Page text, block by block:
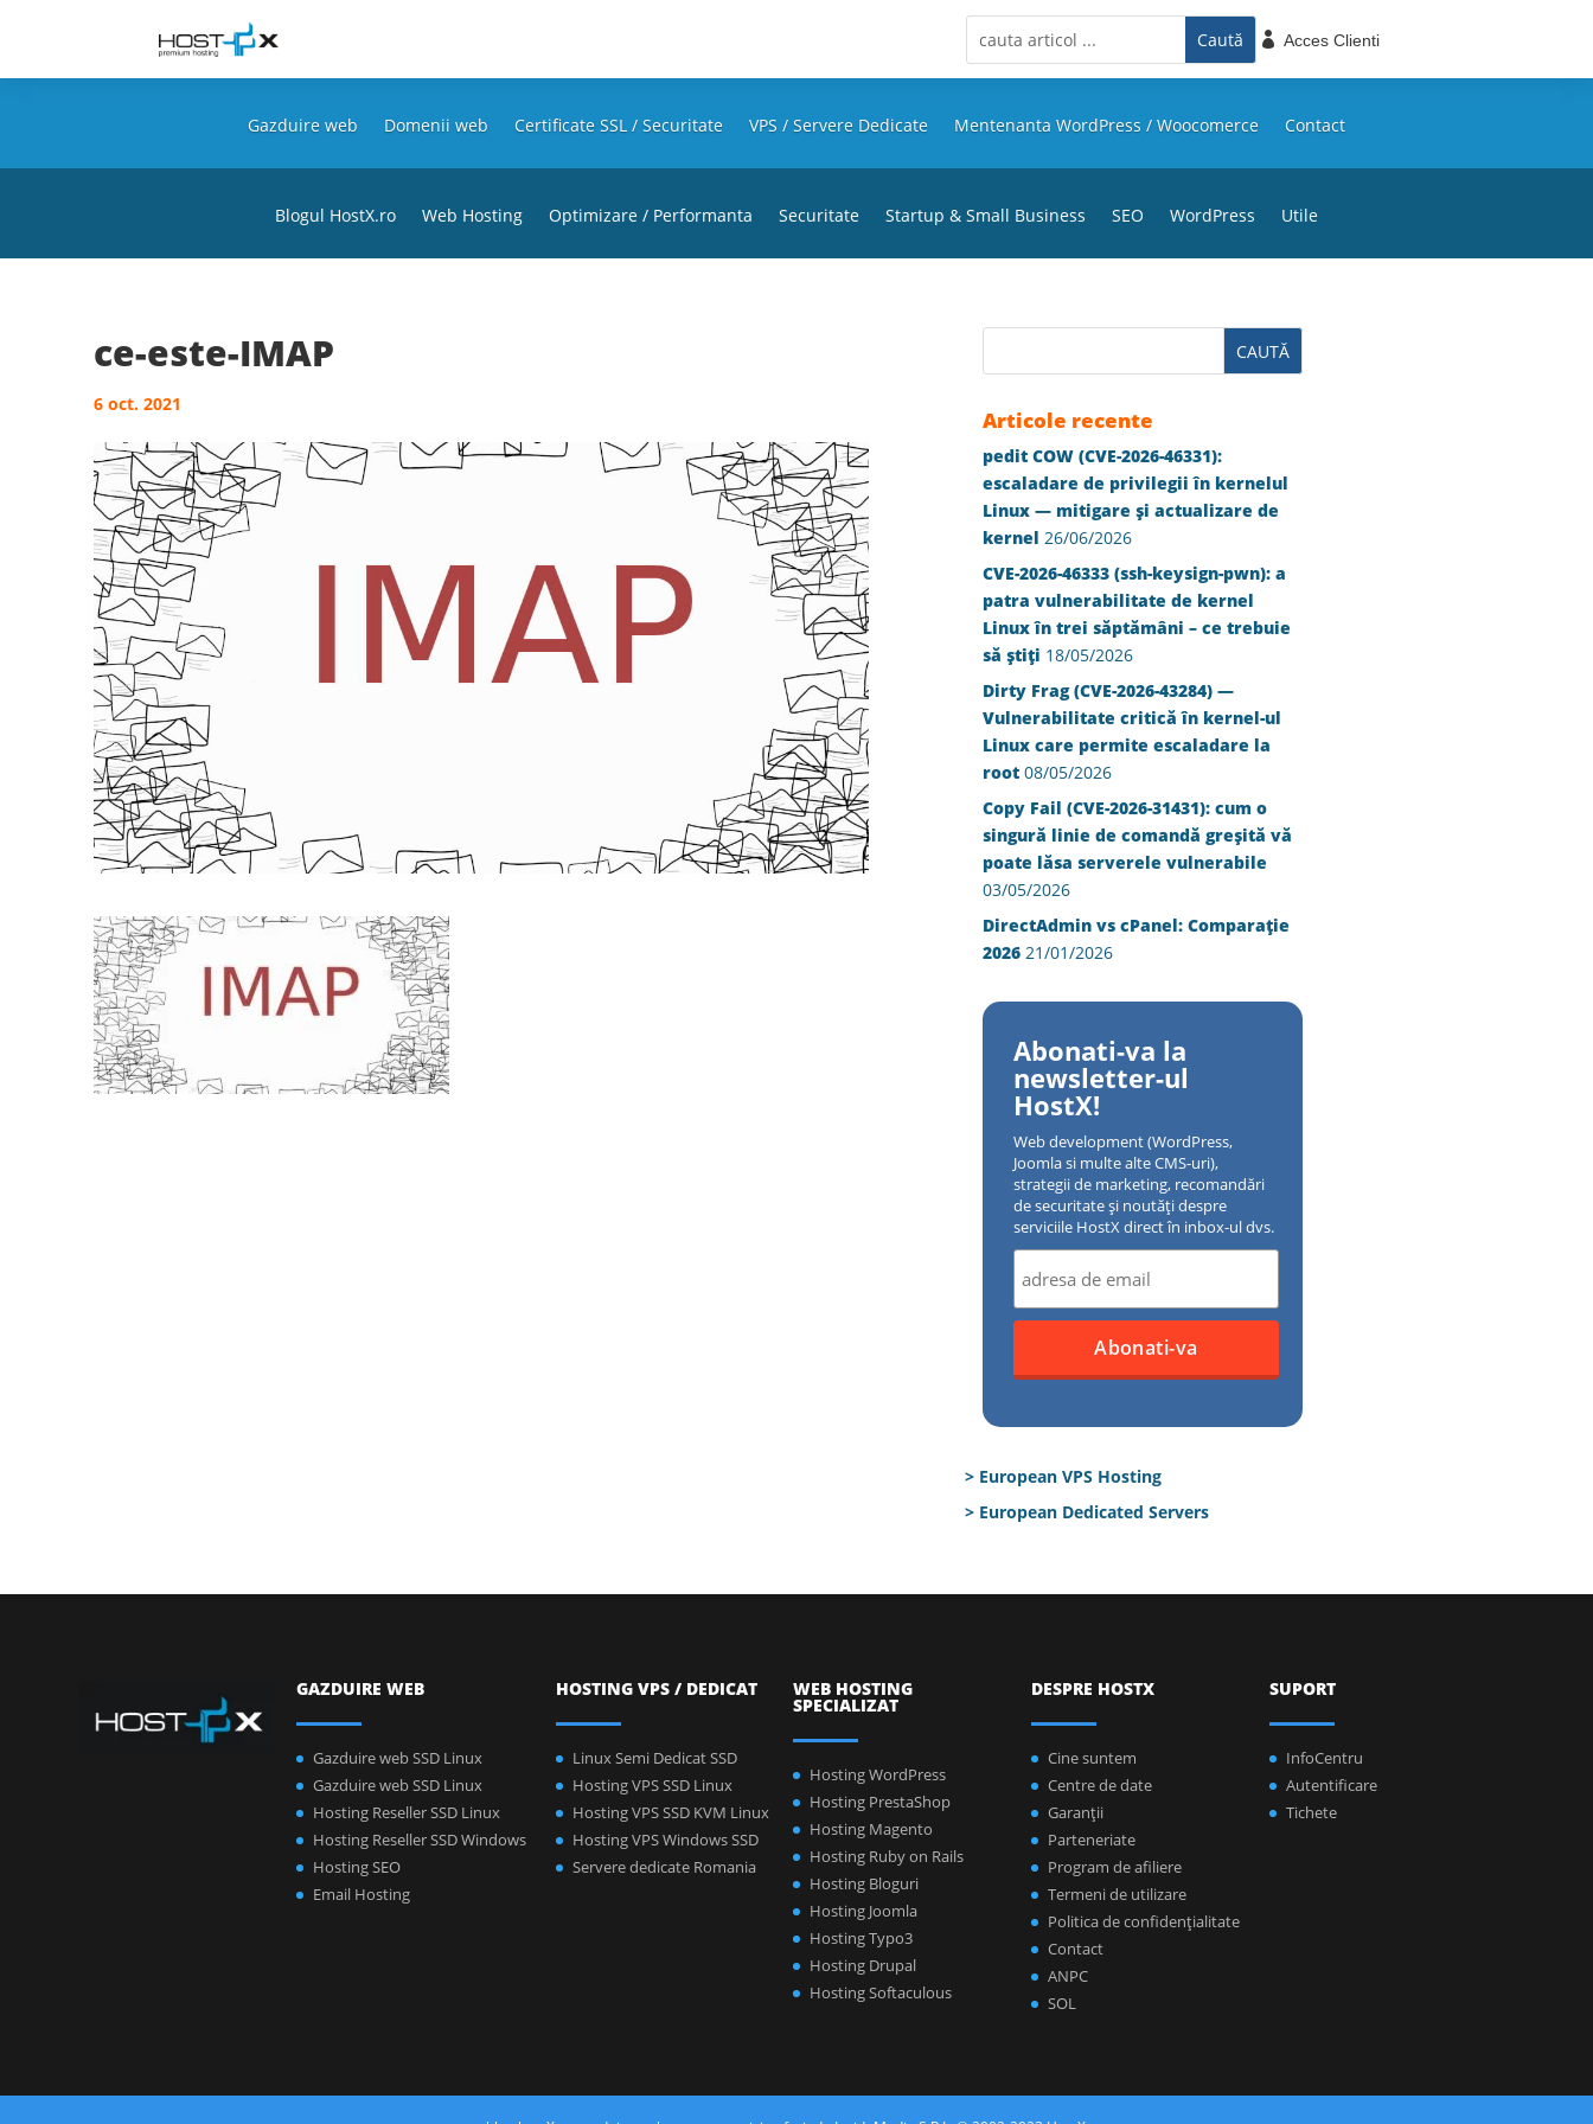
 Acces Clienti
Gazduire web Domenii web Certificate SSL / Securitate VPS / Servere Dedicate Mentenanta WordPress / Woocomerce Contact
Blogul HostX.ro Web Hosting Optimizare / Performanta Securitate Startup & Small Business SEO WordPress Utile
ce-este-IMAP
6 oct. 2021
Articole recente
pedit COW (CVE-2026-46331):
escaladare de privilegii în kernelul
Linux — mitigare și actualizare de
kernel 26/06/2026
CVE-2026-46333 (ssh-keysign-pwn): a
patra vulnerabilitate de kernel
Linux în trei săptămâni – ce trebuie
să știți 18/05/2026
Dirty Frag (CVE-2026-43284) —
Vulnerabilitate critică în kernel-ul
Linux care permite escaladare la
root 08/05/2026
Copy Fail (CVE-2026-31431): cum o
singură linie de comandă greșită vă
poate lăsa serverele vulnerabile
03/05/2026
DirectAdmin vs cPanel: Comparație
2026 21/01/2026
Abonati-va la
newsletter-ul
HostX!
Web development (WordPress,
Joomla si multe alte CMS-uri),
strategii de marketing, recomandări
de securitate și noutăți despre
serviciile HostX direct în inbox-ul dvs.
> European VPS Hosting
> European Dedicated Servers
GAZDUIRE WEB
Gazduire web SSD Linux
Gazduire web SSD Linux
Hosting Reseller SSD Linux
Hosting Reseller SSD Windows
Hosting SEO
Email Hosting
HOSTING VPS / DEDICAT
Linux Semi Dedicat SSD
Hosting VPS SSD Linux
Hosting VPS SSD KVM Linux
Hosting VPS Windows SSD
Servere dedicate Romania
WEB HOSTING
SPECIALIZAT
Hosting WordPress
Hosting PrestaShop
Hosting Magento
Hosting Ruby on Rails
Hosting Bloguri
Hosting Joomla
Hosting Typo3
Hosting Drupal
Hosting Softaculous
DESPRE HOSTX
Cine suntem
Centre de date
Garanţii
Parteneriate
Program de afiliere
Termeni de utilizare
Politica de confidenţialitate
Contact
ANPC
SOL
SUPORT
InfoCentru
Autentificare
Tichete